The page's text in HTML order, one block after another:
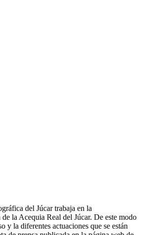
del Júcar trabaja en la
la Acequia Real del Júcar. De este modo
y la diferentes actuaciones que se están